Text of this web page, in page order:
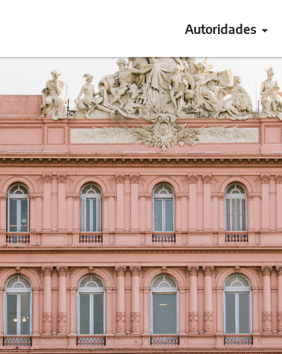
Autoridades